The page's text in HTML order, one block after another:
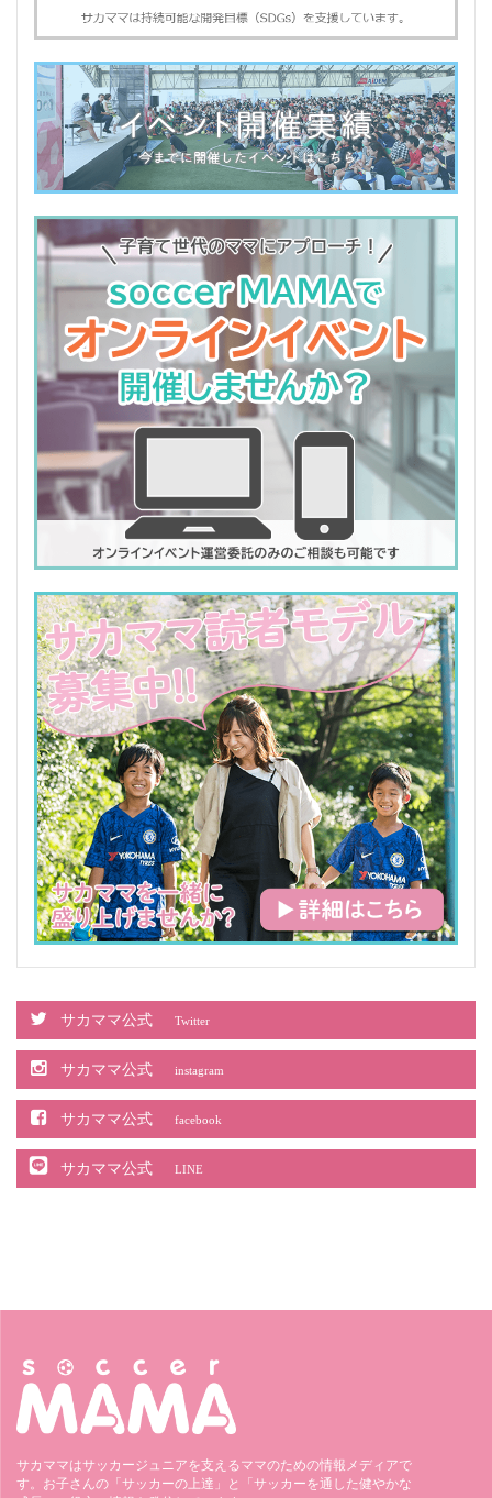
サカママ公式 Twitter
サカママ公式 instagram
サカママ公式 facebook
サカママ公式 LINE
サカママはサッカージュニアを支えるママのための情報メディアで
す。お子さんの「サッカーの上達」と「サッカーを通した健やかな